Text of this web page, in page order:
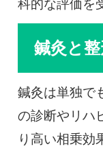
科的な評価を
鍼灸と
鍼灸は単独で
の診断やリハ
り高い相乗効